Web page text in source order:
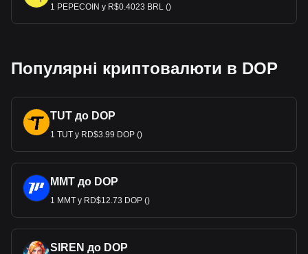
1 PEPECOIN у R$0.4023 BRL ()
Популярні криптовалюти в DOP
TUT до DOP
1 TUT у RD$3.99 DOP ()
MMT до DOP
1 MMT у RD$12.73 DOP ()
SIREN до DOP